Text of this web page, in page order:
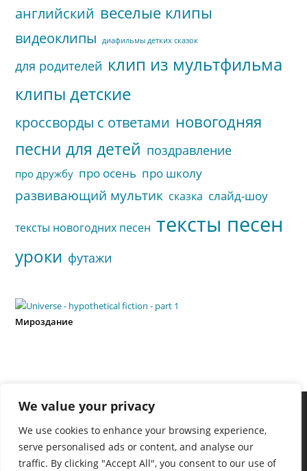
We value your privacy
We use cookies to enhance your browsing experience,
serve personalised ads or content, and analyse our
traffic. By clicking "Accept All", you consent to our use of
английский веселые клипы
видеоклипы диафильмы детких сказок
для родителей клип из мультфильма
клипы детские
кроссворды с ответами новогодняя
песни для детей поздравление
про дружбу про осень про школу
развивающий мультик сказка слайд-шоу
тексты новогодних песен тексты песен
уроки футажи
Мироздание